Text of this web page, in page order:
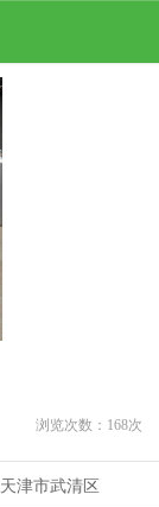
浏览次数： 168次
天津市武清区